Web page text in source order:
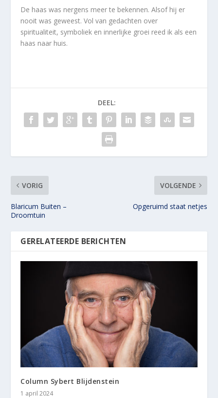
De haas was nergens meer te bekennen. Alsof hij er
nooit was geweest. Vol van gedachten over
spiritualiteit, symboliek en innerlijke groei reed ik als een
haas naar huis.
DEEL:
VORIG
Blaricum Buiten –
Droomtuin
VOLGENDE
Opgeruimd staat netjes
GERELATEERDE BERICHTEN
Column Sybert Blijdenstein
1 april 2024